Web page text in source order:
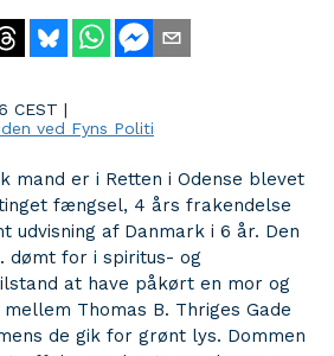
CEST |
ved Fyns Politi
mand er i Retten i Odense blevet
fængsel, 4 års frakendelse
udvisning af Danmark i 6 år. Den
dømt for i spiritus- og
at have påkørt en mor og
Thomas B. Thriges Gade
de gik for grønt lys. Dommen